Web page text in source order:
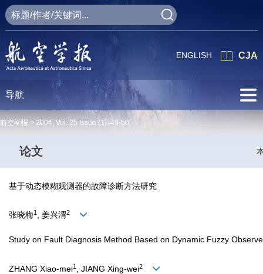
CJA
ENGLISH
导航
航空学报 > 2004, Vol. 25 Issue (1): 49-50
论文
基于动态模糊观测器的故障诊断方法研究
张晓梅1 , 姜兴渭2
Study on Fault Diagnosis Method Based on Dynamic Fuzzy
ZHANG Xiao-mei1 , JIANG Xing-wei2